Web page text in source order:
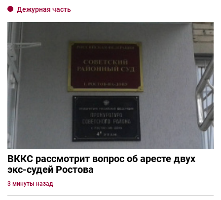
Дежурная часть
ВККС рассмотрит вопрос об аресте двух
экс-судей Ростова
3 минуты назад